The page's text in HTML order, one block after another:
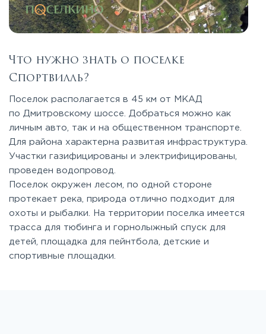
Что нужно знать о поселке
Спортвилль?
Поселок располагается в 45 км от МКАД
по Дмитровскому шоссе. Добраться можно как
личным авто, так и на общественном транспорте.
Для района характерна развитая инфраструктура.
Участки газифицированы и электрифицированы,
проведен водопровод.
Поселок окружен лесом, по одной стороне
протекает река, природа отлично подходит для
охоты и рыбалки. На территории поселка имеется
трасса для тюбинга и горнолыжный спуск для
детей, площадка для пейнтбола, детские и
спортивные площадки.